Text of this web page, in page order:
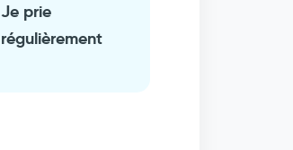
Je prie
régulièrement